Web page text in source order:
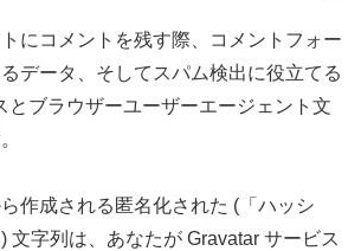
にコメントを残す際、コメントフォー
データ、そしてスパム検出に役立てる
とブラウザーユーザーエージェント文
作成される匿名化された (「ハッシ
文字列は、あなたが Gravatar サービス